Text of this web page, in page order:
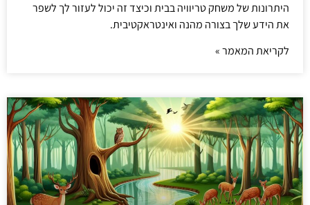
היתרונות של משחק טריוויה בבית וכיצד זה יכול לעזור לך לשפר
את הידע שלך בצורה מהנה ואינטראקטיבית.
לקריאת המאמר »